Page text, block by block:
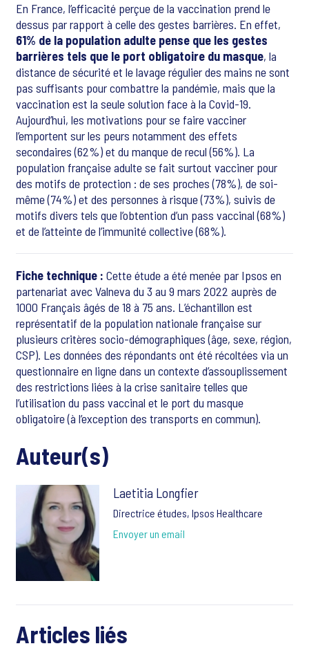
En France, l’efficacité perçue de la vaccination prend le
dessus par rapport à celle des gestes barrières. En effet,
61% de la population adulte pense que les gestes
barrières tels que le port obligatoire du masque, la
distance de sécurité et le lavage régulier des mains ne sont
pas suffisants pour combattre la pandémie, mais que la
vaccination est la seule solution face à la Covid-19.
Aujourd’hui, les motivations pour se faire vacciner
l’emportent sur les peurs notamment des effets
secondaires (62%) et du manque de recul (56%). La
population française adulte se fait surtout vacciner pour
des motifs de protection : de ses proches (78%), de soi-
même (74%) et des personnes à risque (73%), suivis de
motifs divers tels que l’obtention d’un pass vaccinal (68%)
et de l’atteinte de l’immunité collective (68%).
Fiche technique : Cette étude a été menée par Ipsos en
partenariat avec Valneva du 3 au 9 mars 2022 auprès de
1000 Français âgés de 18 à 75 ans. L’échantillon est
représentatif de la population nationale française sur
plusieurs critères socio-démographiques (âge, sexe, région,
CSP). Les données des répondants ont été récoltées via un
questionnaire en ligne dans un contexte d’assouplissement
des restrictions liées à la crise sanitaire telles que
l’utilisation du pass vaccinal et le port du masque
obligatoire (à l’exception des transports en commun).
Auteur(s)
Laetitia Longfier
Directrice études, Ipsos Healthcare
Envoyer un email
Articles liés